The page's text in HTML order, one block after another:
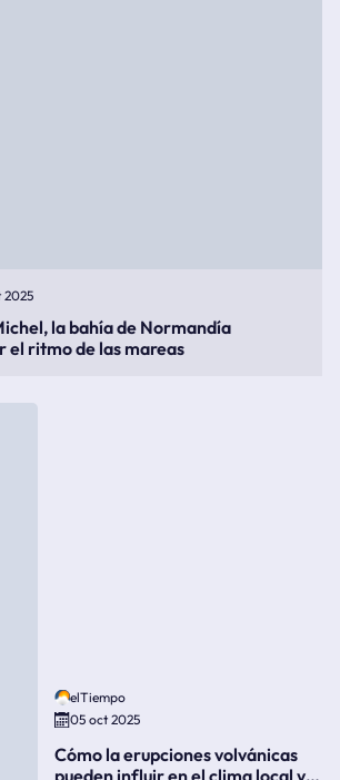
2025
la bahía de Normandía
el ritmo de las mareas
elTiempo
05 oct 2025
Cómo la erupciones volvánicas
pueden influir en el clima local y